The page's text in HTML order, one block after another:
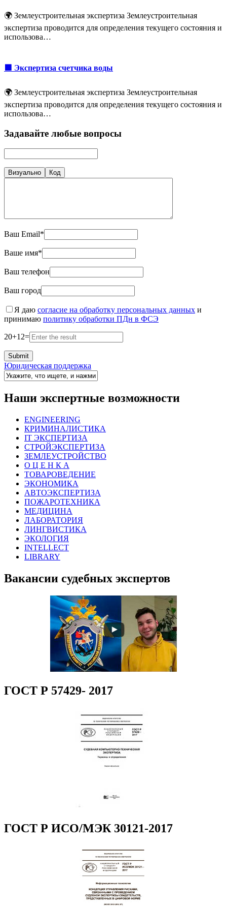
🌍 Землеустроительная экспертиза Землеустроительная
экспертиза проводится для определения текущего состояния и
использова…
🟩 Экспертиза счетчика воды
🌍 Землеустроительная экспертиза Землеустроительная
экспертиза проводится для определения текущего состояния и
использова…
Задавайте любые вопросы
Визуально Код
Ваш Email*
Ваше имя*
Ваш телефон
Ваш город
Я даю согласие на обработку персональных данных и
принимаю политику обработки ПДн в ФСЭ
20+12=
Юридическая поддержка
Наши экспертные возможности
ENGINEERING
КРИМИНАЛИСТИКА
IT ЭКСПЕРТИЗА
СТРОЙЭКСПЕРТИЗА
ЗЕМЛЕУСТРОЙСТВО
О Ц Е Н К А
ТОВАРОВЕДЕНИЕ
ЭКОНОМИКА
АВТОЭКСПЕРТИЗА
ПОЖАРОТЕХНИКА
МЕДИЦИНА
ЛАБОРАТОРИЯ
ЛИНГВИСТИКА
ЭКОЛОГИЯ
INTELLECT
LIBRARY
Вакансии судебных экспертов
ГОСТ Р 57429- 2017
ГОСТ Р ИСО/МЭК 30121-2017